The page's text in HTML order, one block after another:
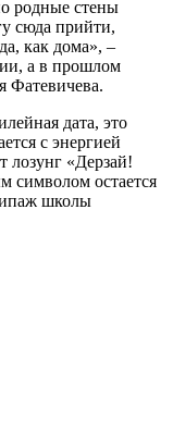
родные стены
сюда прийти,
как дома», –
а в прошлом
Фатевичева.
дата, это
с энергией
лозунг «Дерзай!
символом остается
школы